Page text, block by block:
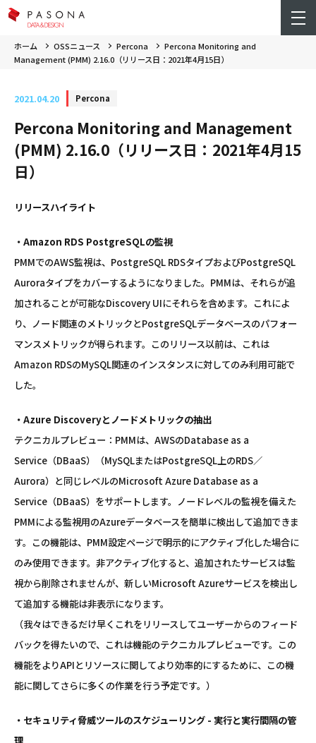
ホーム OSSニュース Percona
Percona Monitoring and
Management (PMM) 2.16.0（リリース日：2021年4月15日）
2021.04.20 Percona
Percona Monitoring and Management
(PMM) 2.16.0（リリース日：2021年4月15
日）
リリースハイライト
・Amazon RDS PostgreSQLの監視
PMMでのAWS監視は、PostgreSQL RDSタイプおよびPostgreSQL
Auroraタイプをカバーするようになりました。PMMは、それらが追
加されることが可能なDiscovery UIにそれらを含めます。これによ
り、ノード関連のメトリックとPostgreSQLデータベースのパフォー
マンスメトリックが得られます。このリリース以前は、これは
Amazon RDSのMySQL関連のインスタンスに対してのみ利用可能で
した。
・Azure Discoveryとノードメトリックの抽出
テクニカルプレビュー：PMMは、AWSのDatabase as a
Service（DBaaS）（MySQLまたはPostgreSQL上のRDS／
Aurora）と同じレベルのMicrosoft Azure Database as a
Service（DBaaS）をサポートします。ノードレベルの監視を備えた
PMMによる監視用のAzureデータベースを簡単に検出して追加できま
す。この機能は、PMM設定ページで明示的にアクティブ化した場合に
のみ使用できます。非アクティブ化すると、追加されたサービスは監
視から削除されませんが、新しいMicrosoft Azureサービスを検出し
て追加する機能は非表示になります。
（我々はできるだけ早くこれをリリースしてユーザーからのフィード
バックを得たいので、これは機能のテクニカルプレビューです。この
機能をよりAPIとリソースに関してより効率的にするために、この機
能に関してさらに多くの作業を行う予定です。）
・セキュリティ脅威ツールのスケジューリング - 実行と実行間隔の管